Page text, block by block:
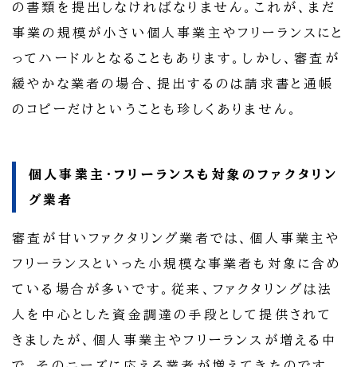
の書類を提出しなければなりません。これが、まだ
事業の規模が小さい個人事業主やフリーランスにと
ってハードルとなることもあります。しかし、審査が
緩やかな業者の場合、提出するのは請求書と通帳
のコピーだけということも珍しくありません。
個人事業主・フリーランスも対象のファクタリン
グ業者
審査が甘いファクタリング業者では、個人事業主や
フリーランスといった小規模な事業者も対象に含め
ている場合が多いです。従来、ファクタリングは法
人を中心とした資金調達の手段として提供されて
きましたが、個人事業主やフリーランスが増える中